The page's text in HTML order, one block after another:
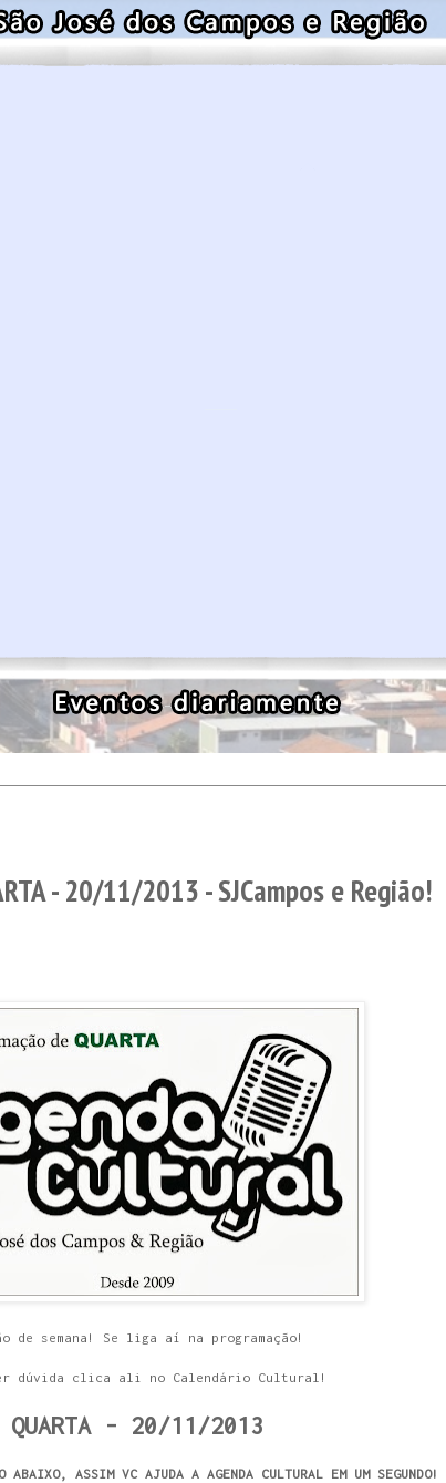
- 20/11/2013 - SJCampos e Região!
de semana! Se liga aí na programação!
dúvida clica ali no Calendário Cultural!
QUARTA - 20/11/2013
ABAIXO, ASSIM VC AJUDA A AGENDA CULTURAL EM UM SEGUNDO!